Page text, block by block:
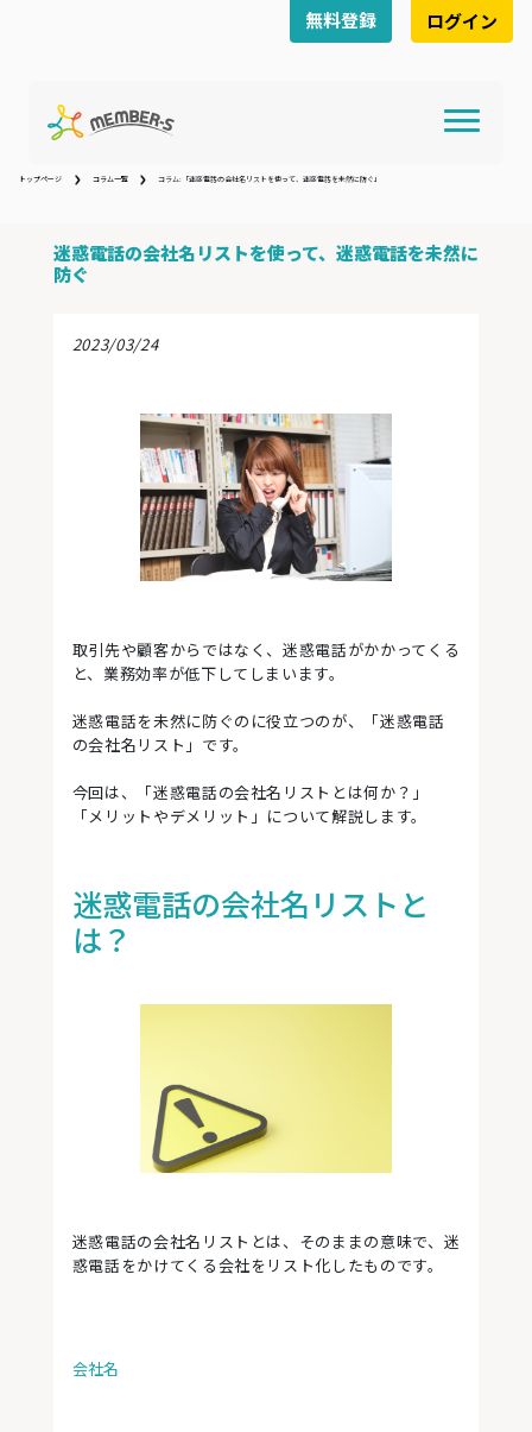
無料登録 ログイン
トップページ コラム一覧 コラム:「迷惑電話の会社名リストを使って、迷惑電話を未然に防ぐ」
迷惑電話の会社名リストを使って、迷惑電話を未然に
防ぐ
2023/03/24
取引先や顧客からではなく、迷惑電話がかかってくる
と、業務効率が低下してしまいます。
迷惑電話を未然に防ぐのに役立つのが、「迷惑電話
の会社名リスト」です。
今回は、「迷惑電話の会社名リストとは何か？」
「メリットやデメリット」について解説します。
迷惑電話の会社名リストと
は？
迷惑電話の会社名リストとは、そのままの意味で、迷
惑電話をかけてくる会社をリスト化したものです。
会社名